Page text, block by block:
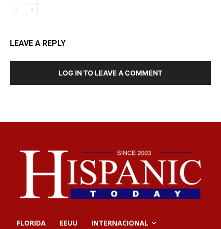
LEAVE A REPLY
LOG IN TO LEAVE A COMMENT
FLORIDA EEUU INTERNACIONAL